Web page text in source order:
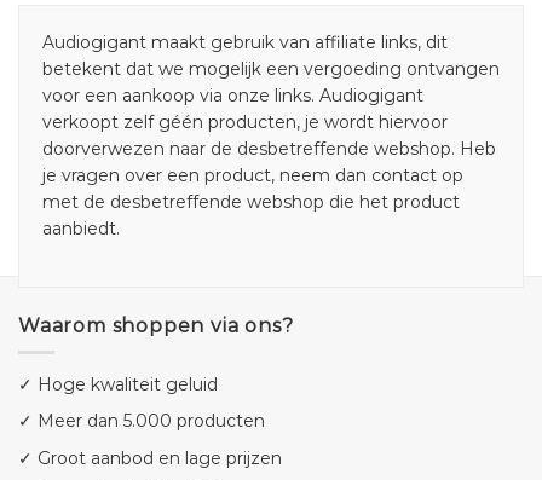
Audiogigant maakt gebruik van affiliate links, dit
betekent dat we mogelijk een vergoeding ontvangen
voor een aankoop via onze links. Audiogigant
verkoopt zelf géén producten, je wordt hiervoor
doorverwezen naar de desbetreffende webshop. Heb
je vragen over een product, neem dan contact op
met de desbetreffende webshop die het product
aanbiedt.
Waarom shoppen via ons?
✓ Hoge kwaliteit geluid
✓ Meer dan 5.000 producten
✓ Groot aanbod en lage prijzen